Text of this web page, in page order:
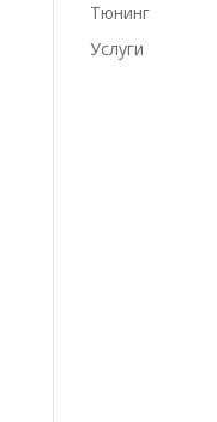
Тюнинг
Услуги